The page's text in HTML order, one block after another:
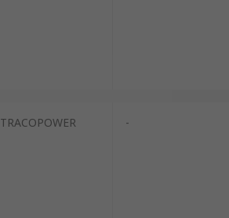
TRACOPOWER -